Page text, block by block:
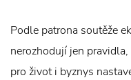
Podle patrona soutěže
nerozhodují jen
pro život i byznys